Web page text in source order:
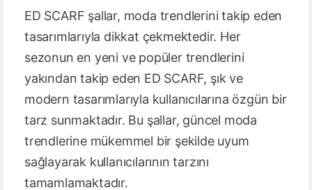
ED SCARF şallar, moda trendlerini takip eden
tasarımlarıyla dikkat çekmektedir. Her
sezonun en yeni ve popüler trendlerini
yakından takip eden ED SCARF, şık ve
modern tasarımlarıyla kullanıcılarına özgün bir
tarz sunmaktadır. Bu şallar, güncel moda
trendlerine mükemmel bir şekilde uyum
sağlayarak kullanıcılarının tarzını
tamamlamaktadır.